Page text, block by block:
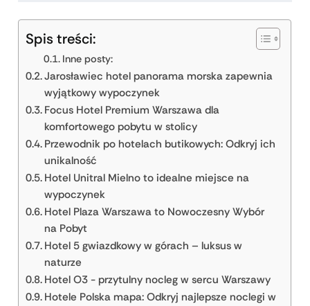
Spis treści:
Inne posty:
Jarosławiec hotel panorama morska zapewnia
wyjątkowy wypoczynek
Focus Hotel Premium Warszawa dla
komfortowego pobytu w stolicy
Przewodnik po hotelach butikowych: Odkryj ich
unikalność
Hotel Unitral Mielno to idealne miejsce na
wypoczynek
Hotel Plaza Warszawa to Nowoczesny Wybór
na Pobyt
Hotel 5 gwiazdkowy w górach – luksus w
naturze
Hotel O3 - przytulny nocleg w sercu Warszawy
Hotele Polska mapa: Odkryj najlepsze noclegi w